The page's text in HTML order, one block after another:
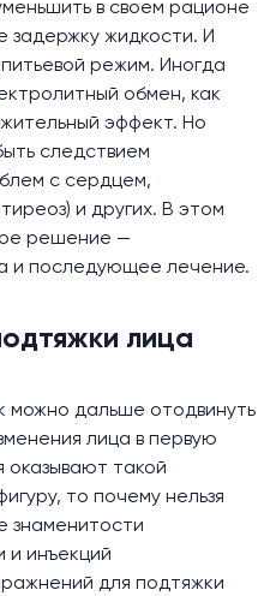
в своем рационе
задержку жидкости. И
режим. Иногда
обмен, как
эффект. Но
следствием
с сердцем,
и других. В этом
решение —
и последующее лечение.
лица
дальше отодвинуть
лица в первую
оказывают такой
то почему нельзя
знаменитости
и инъекций
для подтяжки